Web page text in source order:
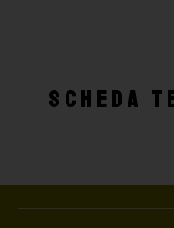
SCHEDA